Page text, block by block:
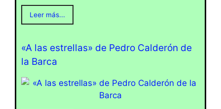
Leer más...
«A las estrellas» de Pedro Calderón de
la Barca